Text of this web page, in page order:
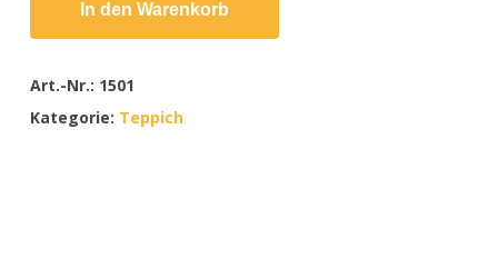
In den Warenkorb
Art.-Nr.: 1501
Kategorie: Teppich